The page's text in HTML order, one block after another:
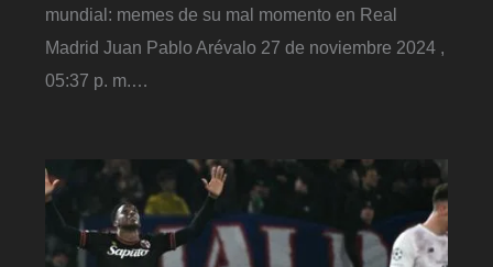
mundial: memes de su mal momento en Real
Madrid Juan Pablo Arévalo 27 de noviembre 2024 ,
05:37 p. m.…